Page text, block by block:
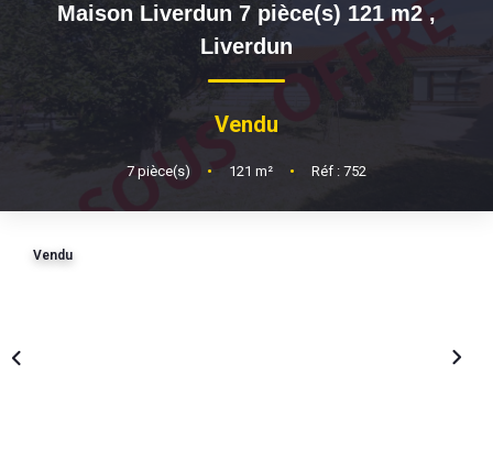
BIENS VENDUS
ESTIMATION
Maison Liverdun 7 pièce(s) 121 m2 ,
Liverdun
Vendu
7 pièce(s) • 121 m² • Réf : 752
Vendu